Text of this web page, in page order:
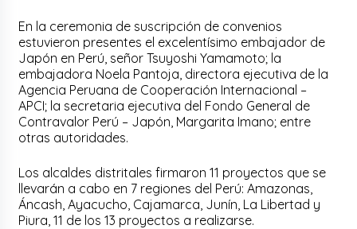
En la ceremonia de suscripción de convenios
estuvieron presentes el excelentísimo embajador de
Japón en Perú, señor Tsuyoshi Yamamoto; la
embajadora Noela Pantoja, directora ejecutiva de la
Agencia Peruana de Cooperación Internacional –
APCI; la secretaria ejecutiva del Fondo General de
Contravalor Perú – Japón, Margarita Imano; entre
otras autoridades.
Los alcaldes distritales firmaron 11 proyectos que se
llevarán a cabo en 7 regiones del Perú: Amazonas,
Áncash, Ayacucho, Cajamarca, Junín, La Libertad y
Piura, 11 de los 13 proyectos a realizarse.